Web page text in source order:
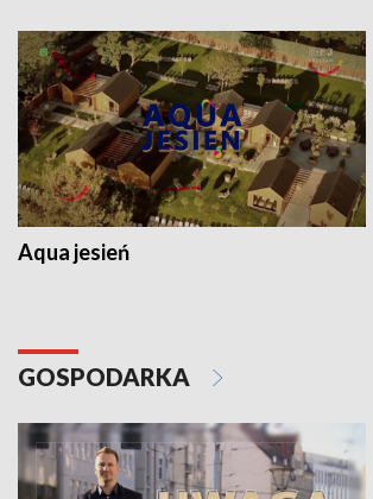
Aqua jesień
GOSPODARKA